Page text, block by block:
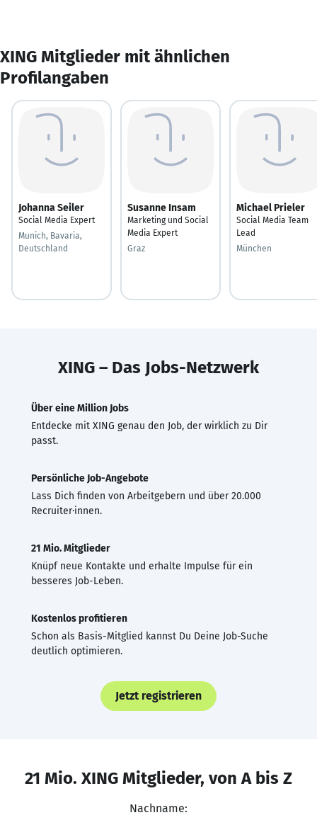
XING Mitglieder mit ähnlichen
Profilangaben
Johanna Seiler
Social Media Expert
Munich, Bavaria,
Deutschland
Susanne Insam
Marketing und Social
Media Expert
Graz
Michael Prieler
Social Media Team
Lead
München
XING – Das Jobs-Netzwerk
Über eine Million Jobs
Entdecke mit XING genau den Job, der wirklich zu Dir
passt.
Persönliche Job-Angebote
Lass Dich finden von Arbeitgebern und über 20.000
Recruiter·innen.
21 Mio. Mitglieder
Knüpf neue Kontakte und erhalte Impulse für ein
besseres Job-Leben.
Kostenlos profitieren
Schon als Basis-Mitglied kannst Du Deine Job-Suche
deutlich optimieren.
Jetzt registrieren
21 Mio. XING Mitglieder, von A bis Z
Nachname: